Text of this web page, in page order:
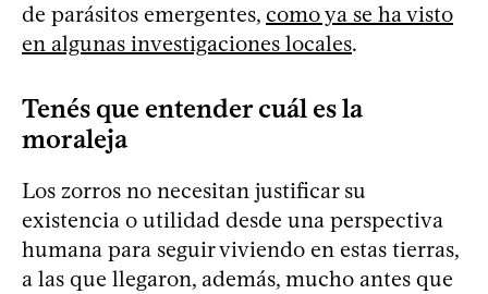
de parásitos emergentes, como ya se ha visto
en algunas investigaciones locales.
Tenés que entender cuál es la
moraleja
Los zorros no necesitan justificar su
existencia o utilidad desde una perspectiva
humana para seguir viviendo en estas tierras,
a las que llegaron, además, mucho antes que